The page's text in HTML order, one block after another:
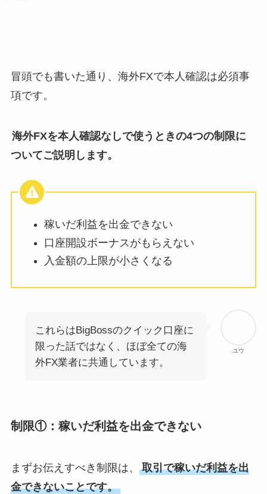
冒頭でも書いた通り、海外FXで本人確認は必須事
項です。
海外FXを本人確認なしで使うときの4つの制限に
ついてご説明します。
稼いだ利益を出金できない
口座開設ボーナスがもらえない
入金額の上限が小さくなる
ユウ
これらはBigBossのクイック口座に
限った話ではなく、ほぼ全ての海
外FX業者に共通しています。
制限①：稼いだ利益を出金できない
まずお伝えすべき制限は、
取引で稼いだ利益を出
金できないことです。